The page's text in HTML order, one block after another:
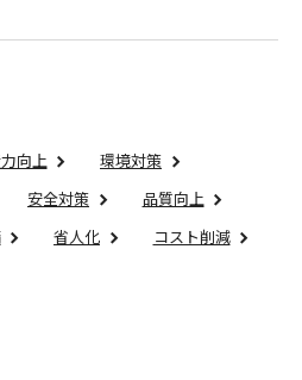
向上
環境対策
安全対策
品質向上
省人化
コスト削減